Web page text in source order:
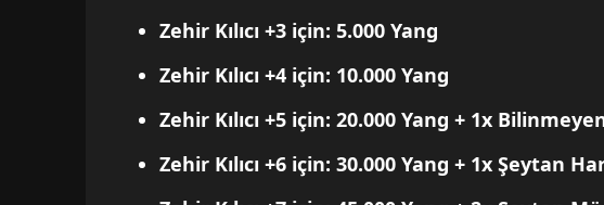
Zehir Kılıcı +3 için: 5.000 Yang
Zehir Kılıcı +4 için: 10.000 Yang
Zehir Kılıcı +5 için: 20.000 Yang + 1x
Zehir Kılıcı +6 için: 30.000 Yang + 1x Şeytan